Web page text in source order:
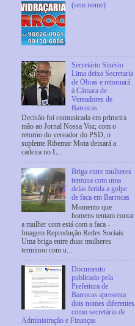
(sem nome)
Secretário Sinésio
Lima deixa Secretaria
de Obras e retornará
à Câmara de
Vereadores de
Barrocas
Decisão foi comunicada em primeira
mão ao Jornal Nossa Voz; com o
retorno do vereador do PSD, o
suplente Ribemar Mota deixará a
cadeira no L...
Briga entre mulheres
termina com uma
delas ferida a golpe
de faca em Barrocas
Momento que
homens tentam contar
a mulher com está com a faca -
Imagem Reprodução Redes Sociais
Uma briga entre duas mulheres
terminou com u...
Documento
publicado pela
Prefeitura de
Barrocas apresenta
dois nomes diferentes
como secretário de
Administração e Finanças